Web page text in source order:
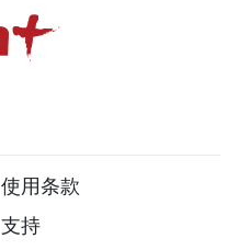
使用条款
支持